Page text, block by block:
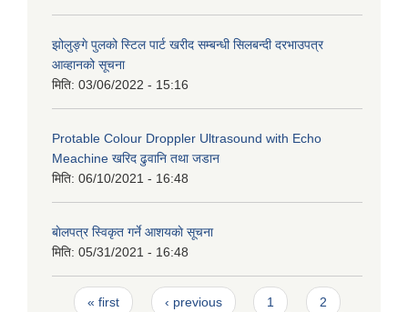
झोलुङ्गे पुलको स्टिल पार्ट खरीद सम्बन्धी सिलबन्दी दरभाउपत्र
आव्हानको सूचना
मिति: 03/06/2022 - 15:16
Protable Colour Droppler Ultrasound with Echo
Meachine खरिद ढुवानि तथा जडान
मिति: 06/10/2021 - 16:48
बाेलपत्र स्विकृत गर्ने आशयकाे सूचना
मिति: 05/31/2021 - 16:48
Pages
« first ‹ previous 1 2